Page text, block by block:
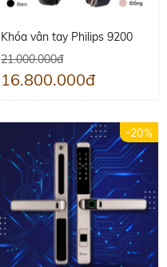
Khóa vân tay Philips 9200
21.000.000đ
16.800.000đ
-20%